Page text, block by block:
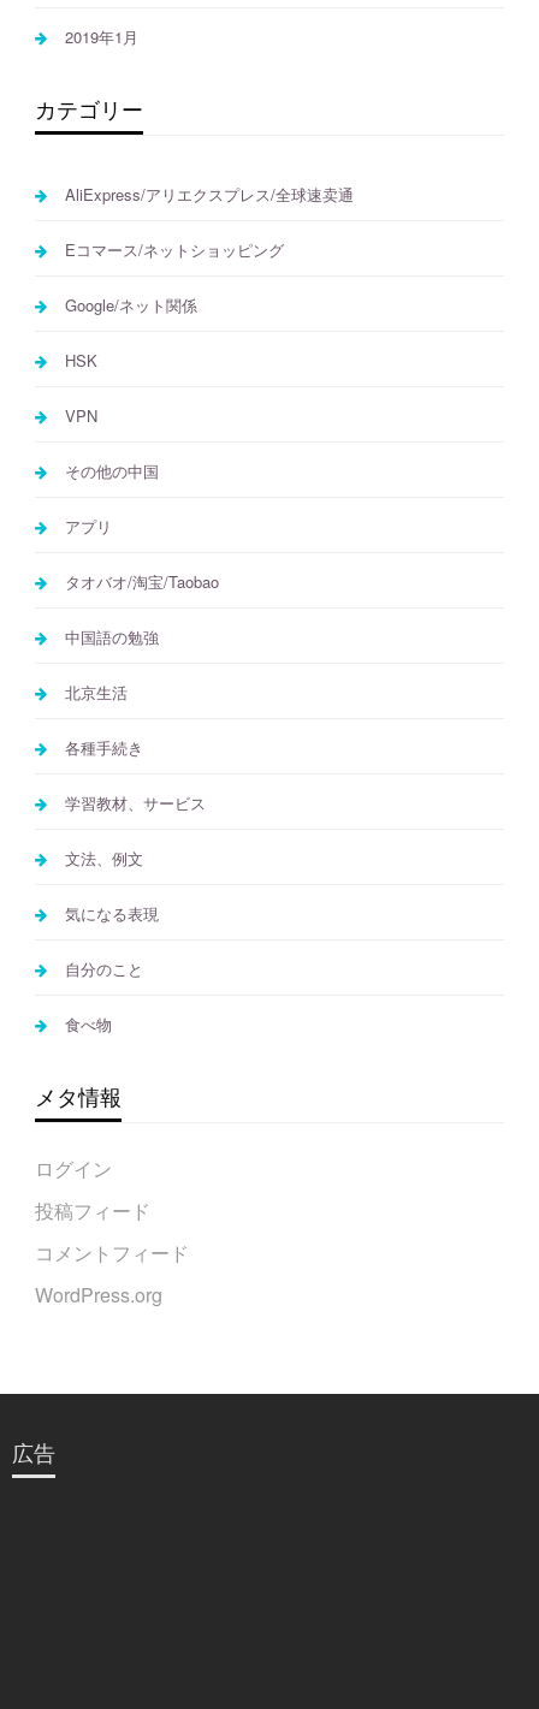
2019年1月
カテゴリー
AliExpress/アリエクスプレス/全球速卖通
Eコマース/ネットショッピング
Google/ネット関係
HSK
VPN
その他の中国
アプリ
タオバオ/淘宝/Taobao
中国語の勉強
北京生活
各種手続き
学習教材、サービス
文法、例文
気になる表現
自分のこと
食べ物
メタ情報
ログイン
投稿フィード
コメントフィード
WordPress.org
広告